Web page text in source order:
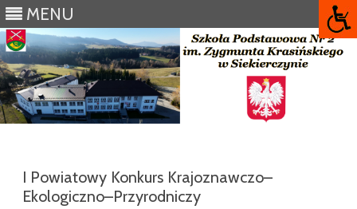
MENU
I Powiatowy Konkurs Krajoznawczo–
Ekologiczno–Przyrodniczy